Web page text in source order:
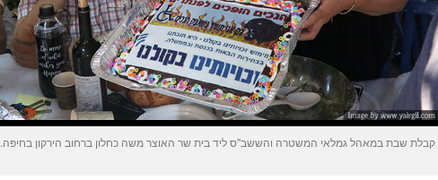
קבלת שבת במאהל גמלאי המשטרה והששב"ס ליד בית שר האוצר משה כחלון ברחוב הירקון בחיפה.